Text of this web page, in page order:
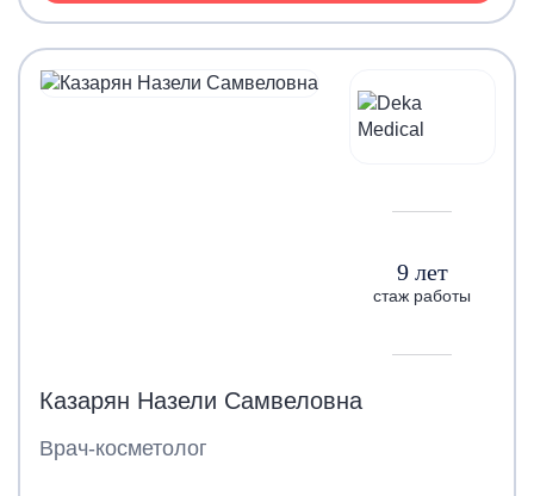
9 лет
стаж работы
Казарян Назели Самвеловна
Врач-косметолог